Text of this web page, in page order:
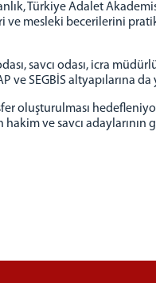
Türkiye Adalet
ve mesleki becerilerini
savcı odası, icra
SEGBİS altyapılarına da
oluşturulması
ve savcı adaylarının